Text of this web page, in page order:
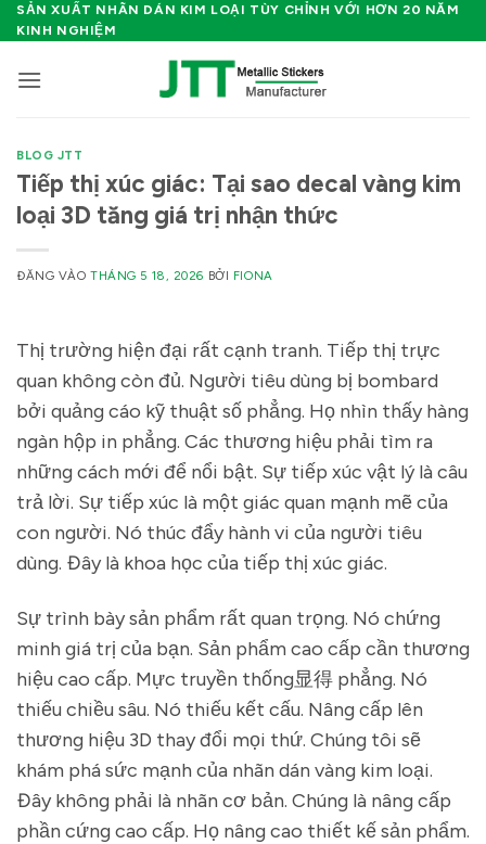
Bỏ
qua
dung
SẢN XUẤT NHÃN DÁN KIM LOẠI TÙY CHỈNH VỚI HƠN 20 NĂM
KINH NGHIỆM
BLOG JTT
Tiếp thị xúc giác: Tại sao decal vàng kim
loại 3D tăng giá trị nhận thức
ĐĂNG VÀOTHÁNG 5 18, 2026 BỞI FIONA
Thị trường hiện đại rất cạnh tranh. Tiếp thị trực
quan không còn đủ. Người tiêu dùng bị bombard
bởi quảng cáo kỹ thuật số phẳng. Họ nhìn thấy hàng
ngàn hộp in phẳng. Các thương hiệu phải tìm ra
những cách mới để nổi bật. Sự tiếp xúc vật lý là câu
trả lời. Sự tiếp xúc là một giác quan mạnh mẽ của
con người. Nó thúc đẩy hành vi của người tiêu
dùng. Đây là khoa học của tiếp thị xúc giác.
Sự trình bày sản phẩm rất quan trọng. Nó chứng
minh giá trị của bạn. Sản phẩm cao cấp cần thương
hiệu cao cấp. Mực truyền thống显得 phẳng. Nó
thiếu chiều sâu. Nó thiếu kết cấu. Nâng cấp lên
thương hiệu 3D thay đổi mọi thứ. Chúng tôi sẽ
khám phá sức mạnh của nhãn dán vàng kim loại.
Đây không phải là nhãn cơ bản. Chúng là nâng cấp
phần cứng cao cấp. Họ nâng cao thiết kế sản phẩm.